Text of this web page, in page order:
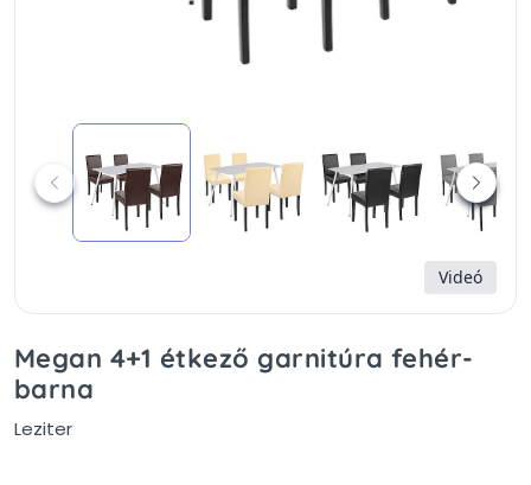
Videó
Megan 4+1 étkező garnitúra fehér-
barna
Leziter